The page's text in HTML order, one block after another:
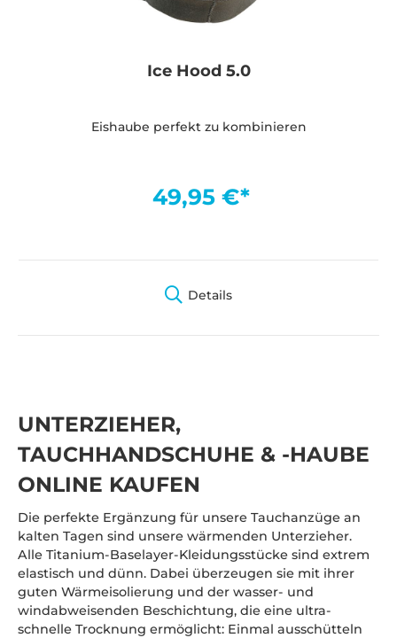
Ice Hood 5.0
Eishaube perfekt zu kombinieren
49,95 €*
Details
UNTERZIEHER,
TAUCHHANDSCHUHE & -HAUBE
ONLINE KAUFEN
Die perfekte Ergänzung für unsere Tauchanzüge an
kalten Tagen sind unsere wärmenden Unterzieher.
Alle Titanium-Baselayer-Kleidungsstücke sind extrem
elastisch und dünn. Dabei überzeugen sie mit ihrer
guten Wärmeisolierung und der wasser- und
windabweisenden Beschichtung, die eine ultra-
schnelle Trocknung ermöglicht: Einmal ausschütteln